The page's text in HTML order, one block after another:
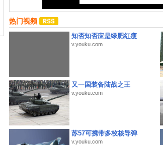
热门视频
知否知否应是绿肥红瘦
v.youku.com
又一国装备陆战之王
v.youku.com
苏57可携带多枚核导弹
v.youku.com